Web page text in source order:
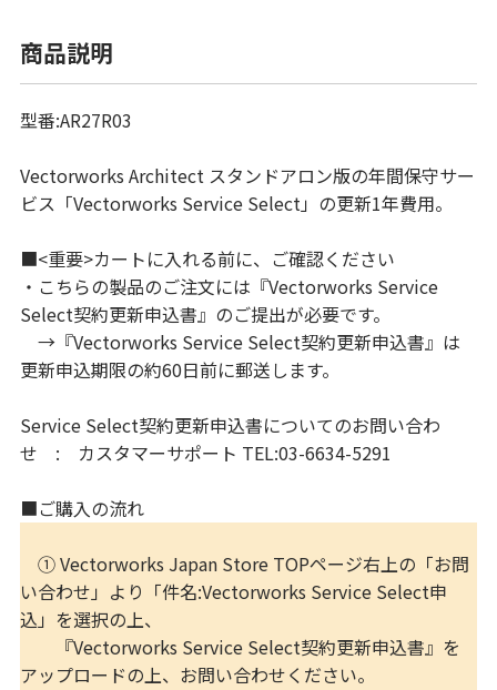
商品説明
型番:AR27R03
Vectorworks Architect スタンドアロン版の年間保守サー
ビス「Vectorworks Service Select」の更新1年費用。
■<重要>カートに入れる前に、ご確認ください
・こちらの製品のご注文には『Vectorworks Service
Select契約更新申込書』のご提出が必要です。
→『Vectorworks Service Select契約更新申込書』は
更新申込期限の約60日前に郵送します。
Service Select契約更新申込書についてのお問い合わ
せ : カスタマーサポート TEL:03-6634-5291
■ご購入の流れ
① Vectorworks Japan Store TOPページ右上の「お問
い合わせ」より「件名:Vectorworks Service Select申
込」を選択の上、
『Vectorworks Service Select契約更新申込書』を
アップロードの上、お問い合わせください。